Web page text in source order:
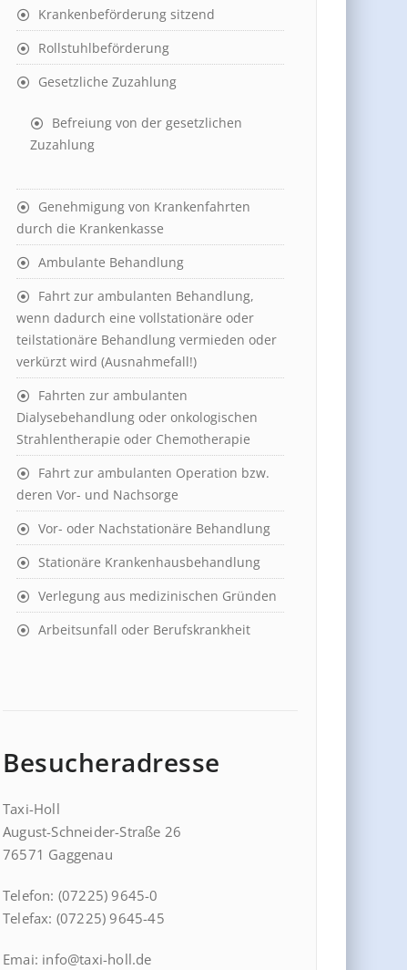
Krankenbeförderung sitzend
Rollstuhlbeförderung
Gesetzliche Zuzahlung
Befreiung von der gesetzlichen
Zuzahlung
Genehmigung von Krankenfahrten
durch die Krankenkasse
Ambulante Behandlung
Fahrt zur ambulanten Behandlung,
wenn dadurch eine vollstationäre oder
teilstationäre Behandlung vermieden oder
verkürzt wird (Ausnahmefall!)
Fahrten zur ambulanten
Dialysebehandlung oder onkologischen
Strahlentherapie oder Chemotherapie
Fahrt zur ambulanten Operation bzw.
deren Vor- und Nachsorge
Vor- oder Nachstationäre Behandlung
Stationäre Krankenhausbehandlung
Verlegung aus medizinischen Gründen
Arbeitsunfall oder Berufskrankheit
Besucheradresse
Taxi-Holl
August-Schneider-Straße 26
76571 Gaggenau
Telefon: (07225) 9645-0
Telefax: (07225) 9645-45
Emai: info@taxi-holl.de